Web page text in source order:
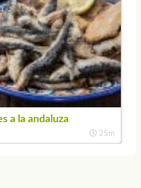
a la andaluza
25m